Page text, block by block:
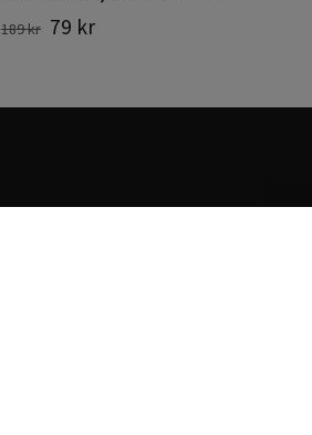
189 kr 79 kr